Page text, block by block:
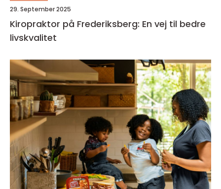
29. September 2025
Kiropraktor på Frederiksberg: En vej til bedre
livskvalitet